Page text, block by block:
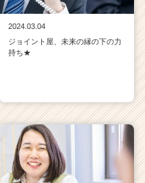
2024.03.04
ジョイント屋、未来の縁の下の力
持ち★